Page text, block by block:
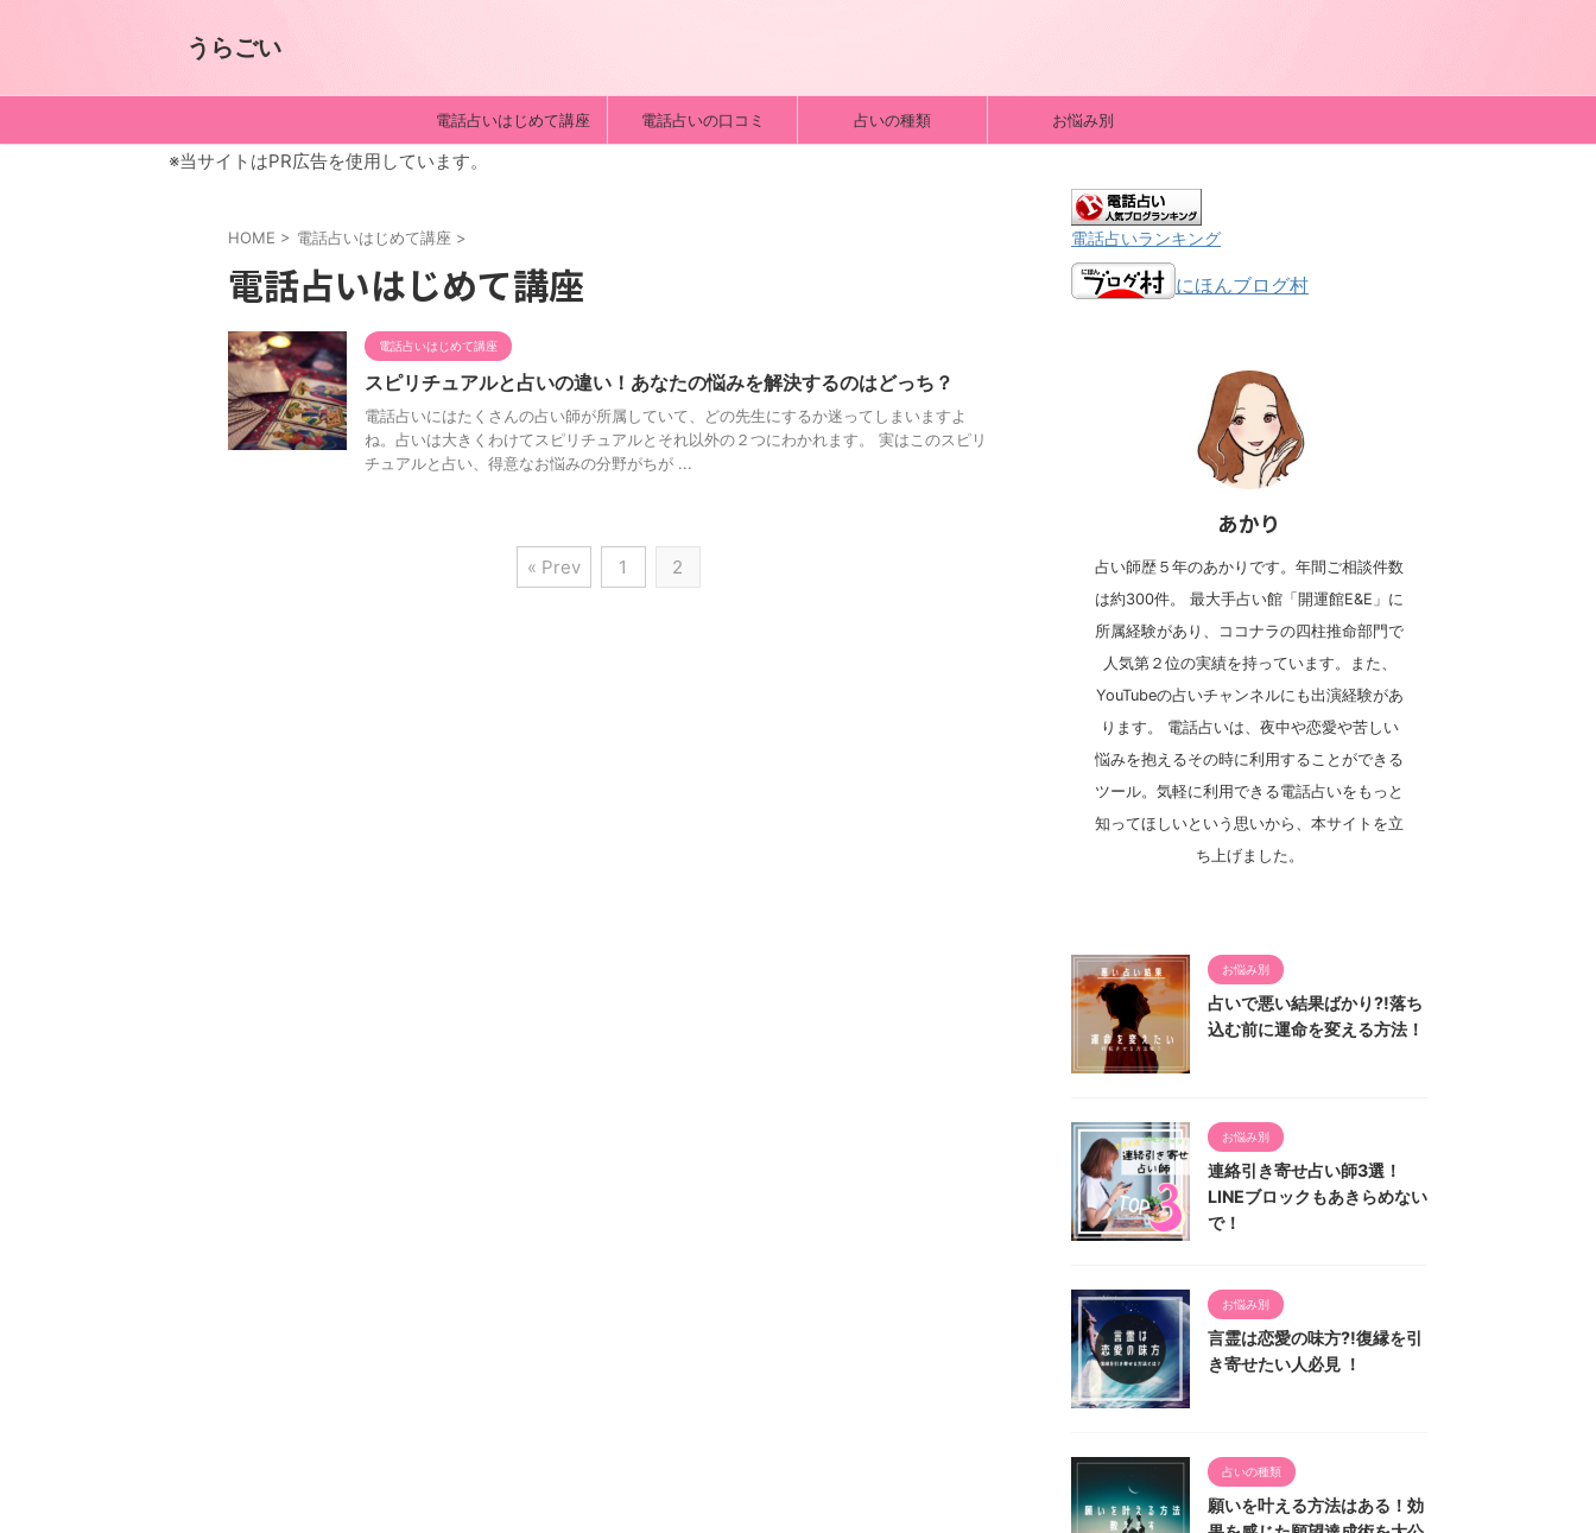
うらごい
電話占いはじめて講座 電話占いの口コミ 占いの種類 お悩み別
※当サイトはPR広告を使用しています。
HOME > 電話占いはじめて講座 >
電話占いはじめて講座
電話占いはじめて講座
スピリチュアルと占いの違い！あなたの悩みを解決するのはどっち？
電話占いにはたくさんの占い師が所属していて、どの先生にするか迷ってしまいますよ
ね。占いは大きくわけてスピリチュアルとそれ以外の２つにわかれます。 実はこのスピリ
チュアルと占い、得意なお悩みの分野がちが ...
« Prev 1 2
電話占いランキング
にほんブログ村
あかり
占い師歴５年のあかりです。年間ご相談件数
は約300件。 最大手占い館「開運館E&E」に
所属経験があり、ココナラの四柱推命部門で
人気第２位の実績を持っています。また、
YouTubeの占いチャンネルにも出演経験があ
ります。 電話占いは、夜中や恋愛や苦しい
悩みを抱えるその時に利用することができる
ツール。気軽に利用できる電話占いをもっと
知ってほしいという思いから、本サイトを立
ち上げました。
お悩み別
占いで悪い結果ばかり⁈落ち
込む前に運命を変える方法！
お悩み別
連絡引き寄せ占い師3選！
LINEブロックもあきらめない
で！
お悩み別
言霊は恋愛の味方⁈復縁を引
き寄せたい人必見 ！
占いの種類
願いを叶える方法はある！効